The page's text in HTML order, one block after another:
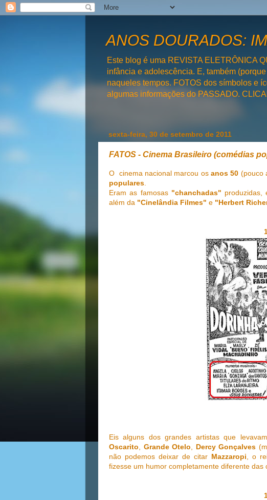
ANOS DOURADOS:
Este blog é uma REVISTA ELETRÔNICA
infância e adolescência. E, também
naqueles tempos. FOTOS dos símbolos e
algumas informações do PASSADO.
sexta-feira, 30 de setembro de 2011
FATOS - Cinema Brasileiro (comédias
O cinema nacional marcou osanos 50 (pouco
populares.
Eram as famosas "chanchadas" produzidas,
além da "Cinelândia Filmes" e "Herbert
Eis alguns dos grandes artistas que levavam
Oscarito, Grande Otelo, Dercy Gonçalves
não podemos deixar de citar Mazzaropi, o
fizesse um humor completamente diferente das